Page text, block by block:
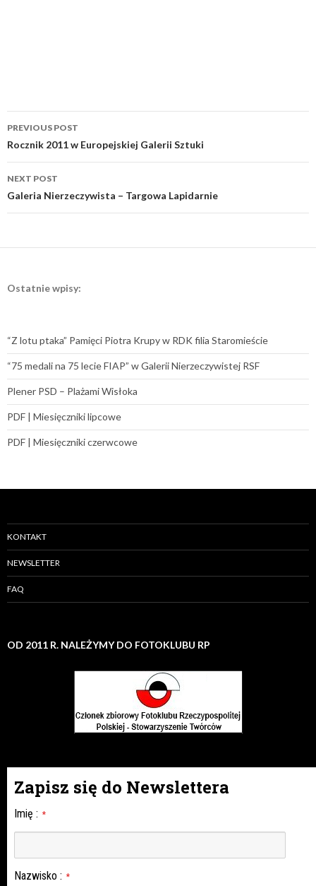
Post
navigation
PREVIOUS POST
Rocznik 2011 w Europejskiej Galerii Sztuki
NEXT POST
Galeria Nierzeczywista – Targowa Lapidarnie
Ostatnie wpisy:
“Z lotu ptaka” Pamięci Piotra Krupy w RDK filia Staromieście
“75 medali na 75 lecie FIAP” w Galerii Nierzeczywistej RSF
Plener PSD – Plażami Wisłoka
PDF | Miesięczniki lipcowe
PDF | Miesięczniki czerwcowe
KONTAKT
NEWSLETTER
FAQ
OD 2011 R. NALEŻYMY DO FOTOKLUBU RP
Zapisz się do Newslettera
Imię : *
Nazwisko : *